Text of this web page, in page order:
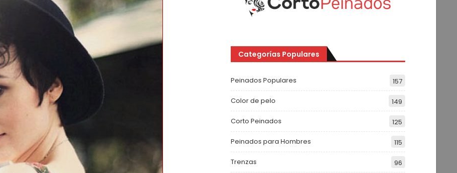
Categorías Populares
Peinados Populares 157
Color de pelo 149
Corto Peinados 125
Peinados para Hombres 115
Trenzas 96